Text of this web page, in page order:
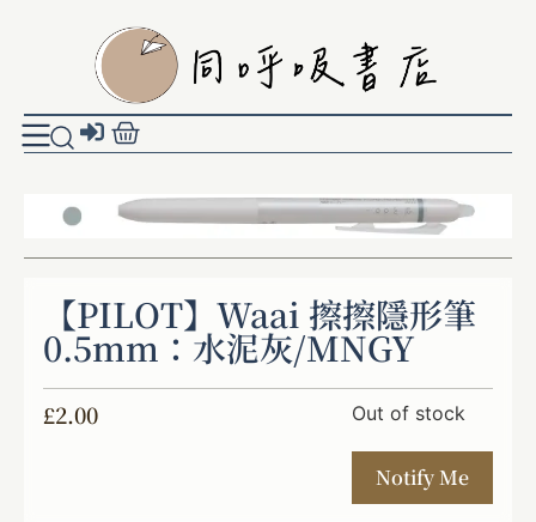
【PILOT】Waai 擦擦隱形筆
0.5mm：水泥灰/MNGY
£2.00 Out of stock